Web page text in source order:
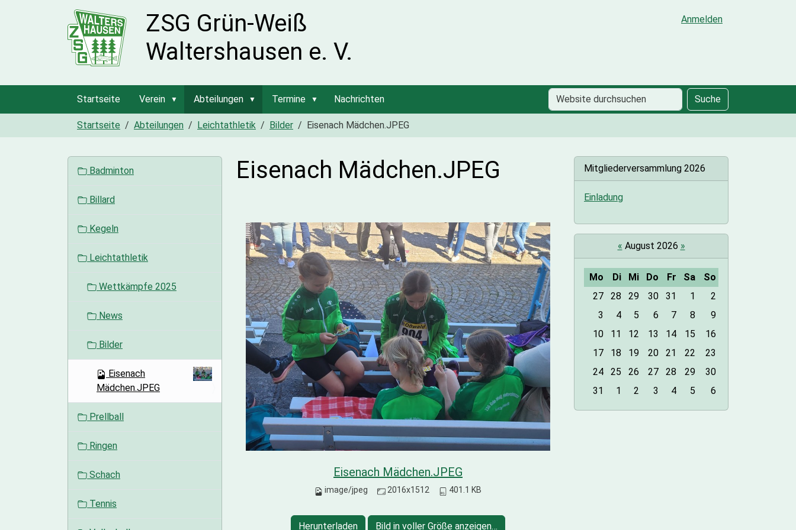
Anmelden
ZSG Grün-Weiß
Waltershausen e. V.
Startseite Verein Abteilungen Termine Nachrichten
Website
durchsuchen
Suche
Erweiterte
Suche…
Startseite
Abteilungen Leichtathletik Bilder Eisenach Mädchen.JPEG
Eisenach Mädchen.JPEG
Eisenach Mädchen.JPEG
image/jpeg 2016x1512 401.1 KB
Herunterladen Bild in voller Größe anzeigen…
Badminton
Billard
Kegeln
Leichtathletik
Wettkämpfe 2025
News
Bilder
Eisenach
Mädchen.JPEG
Prellball
Ringen
Schach
Tennis
Mitgliederversammlung 2026
Einladung
« August 2026 »
Mo Di Mi Do Fr Sa
So
27
28 29 30 31 1
2
3
4 5 6 7 8
9
10
11 12 13 14 15
16
17
18 19 20 21 22
23
24
25 26 27 28 29
30
31
1 2 3 4 5 6